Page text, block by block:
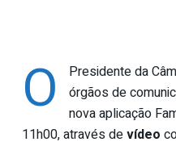
O
Presidente da
órgãos de
nova aplicação
11h00, através devídeo